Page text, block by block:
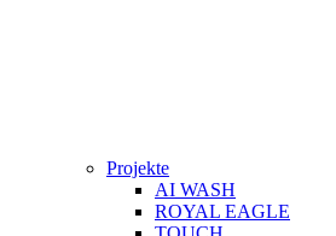
Projekte
AI WASH
ROYAL EAGLE